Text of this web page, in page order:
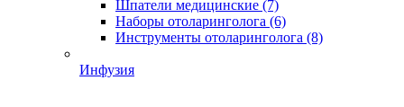
Шпатели медицинские (7)
Наборы отоларинголога (6)
Инструменты отоларинголога (8)
Инфузия